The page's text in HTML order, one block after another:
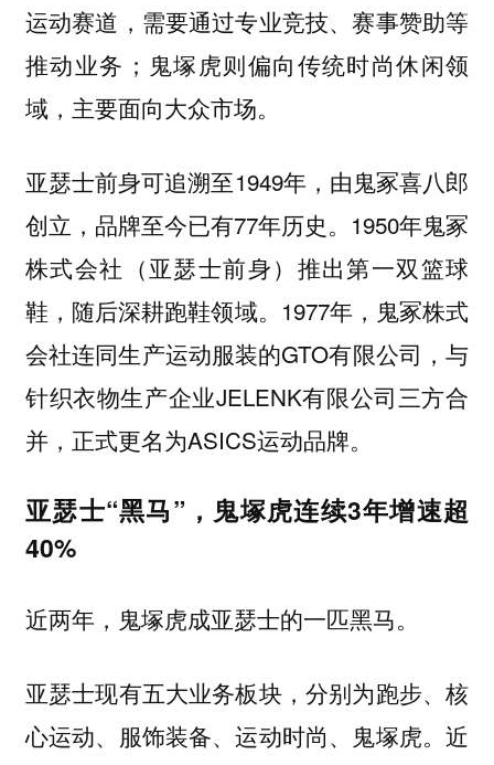
运动赛道，需要通过专业竞技、赛事赞助等
推动业务；鬼塚虎则偏向传统时尚休闲领
域，主要面向大众市场。
亚瑟士前身可追溯至1949年，由鬼冢喜八郎
创立，品牌至今已有77年历史。1950年鬼冢
株式会社（亚瑟士前身）推出第一双篮球
鞋，随后深耕跑鞋领域。1977年，鬼冢株式
会社连同生产运动服装的GTO有限公司，与
针织衣物生产企业JELENK有限公司三方合
并，正式更名为ASICS运动品牌。
亚瑟士“黑马”，鬼塚虎连续3年增速超
40%
近两年，鬼塚虎成亚瑟士的一匹黑马。
亚瑟士现有五大业务板块，分别为跑步、核
心运动、服饰装备、运动时尚、鬼塚虎。近